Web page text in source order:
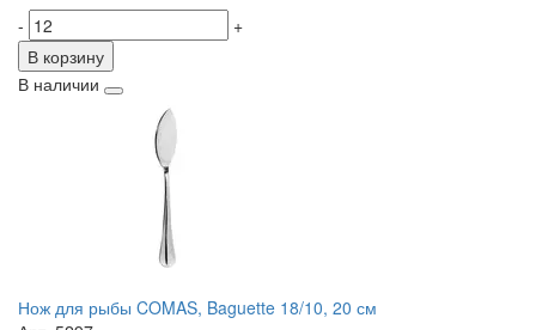
-
+
В корзину
В наличии
Нож для рыбы COMAS, Baguette 18/10, 20 см